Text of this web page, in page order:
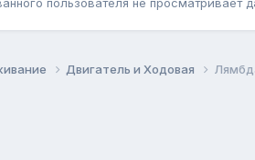
пользователя не просматривает
Двигатель и Ходовая